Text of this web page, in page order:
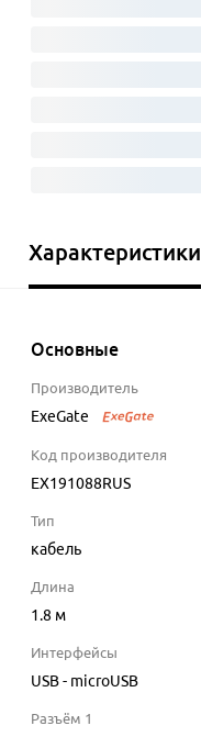
Характеристики
Основные
Производитель
ExeGate
Код производителя
EX191088RUS
Тип
кабель
Длина
1.8 м
Интерфейсы
USB - microUSB
Разъём 1